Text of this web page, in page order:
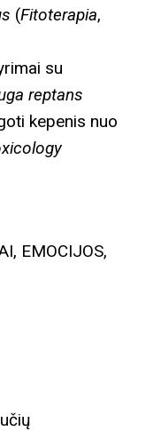
(Fitoterapia,
su
reptans
kepenis nuo
EMOCIJOS,